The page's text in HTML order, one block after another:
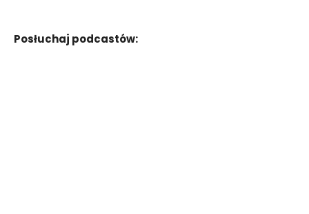
Posłuchaj podcastów: